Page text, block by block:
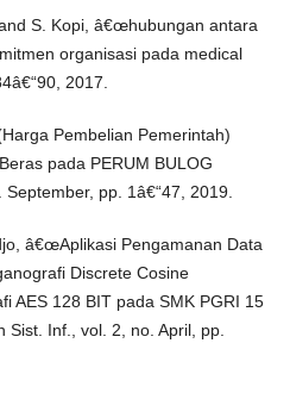
S. Kopi, â€œhubungan antara
organisasi pada medical
2017.
Pembelian Pemerintah)
pada PERUM BULOG
pp. 1â€“47, 2019.
â€œAplikasi Pengamanan Data
Discrete Cosine
AES 128 BIT pada SMK PGRI 15
Inf., vol. 2, no. April, pp.